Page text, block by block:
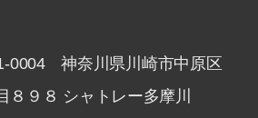
0004 神奈川県川崎市中原区
８９８ シャトレー多摩川